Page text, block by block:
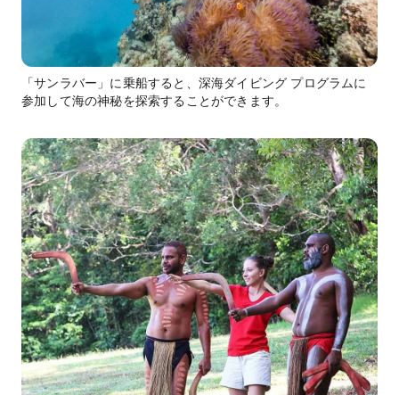
「サンラバー」に乗船すると、深海ダイビング プログラムに
参加して海の神秘を探索することができます。